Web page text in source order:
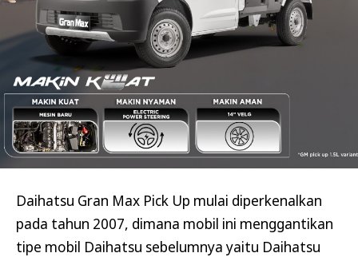
Daihatsu Gran Max Pick Up mulai diperkenalkan
pada tahun 2007, dimana mobil ini menggantikan
tipe mobil Daihatsu sebelumnya yaitu Daihatsu